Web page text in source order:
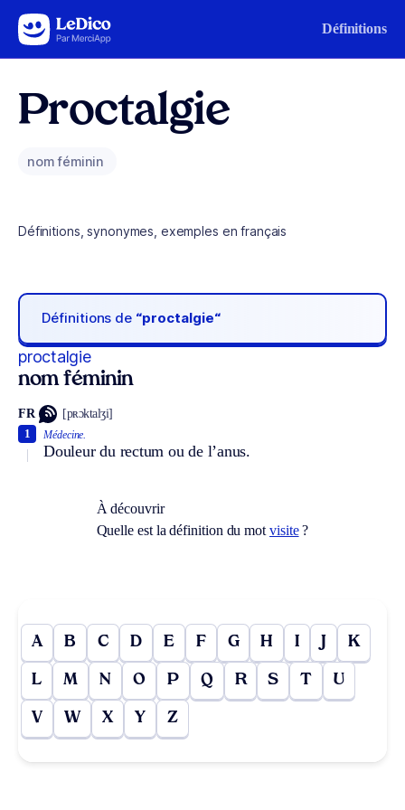
Aller au contenu Définitions
Proctalgie
nom féminin
Définitions, synonymes, exemples en français
Définitions de “proctalgie“
proctalgie
nom féminin
FR [pʀɔktalʒi]
Médecine.
Douleur du rectum ou de l’anus.
1
À découvrir
Quelle est la définition du motvisite?
A B C D E F G H I J K
L M N O P Q R S T U
V W X Y Z